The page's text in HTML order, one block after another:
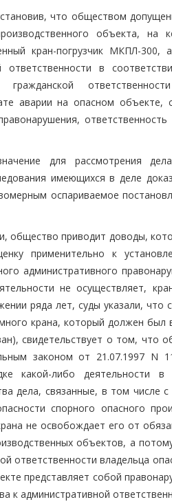
что обществом
объекта, на
кран-погрузчик МКПЛ-
в
аварии на опасном
для рассмотрения
имеющихся в деле
оспариваемое
общество приводит доводы,
применительно к
административного
не осуществляет,
ряда лет, суды указали, что
крана, который должен был
свидетельствует о том, что
законом от 21.07.1997 N
какой-либо деятельности
дела, связанные, в том числе
спорного опасного
не освобождает его от
объектов, а
ответственности владельца
представляет собой
административной